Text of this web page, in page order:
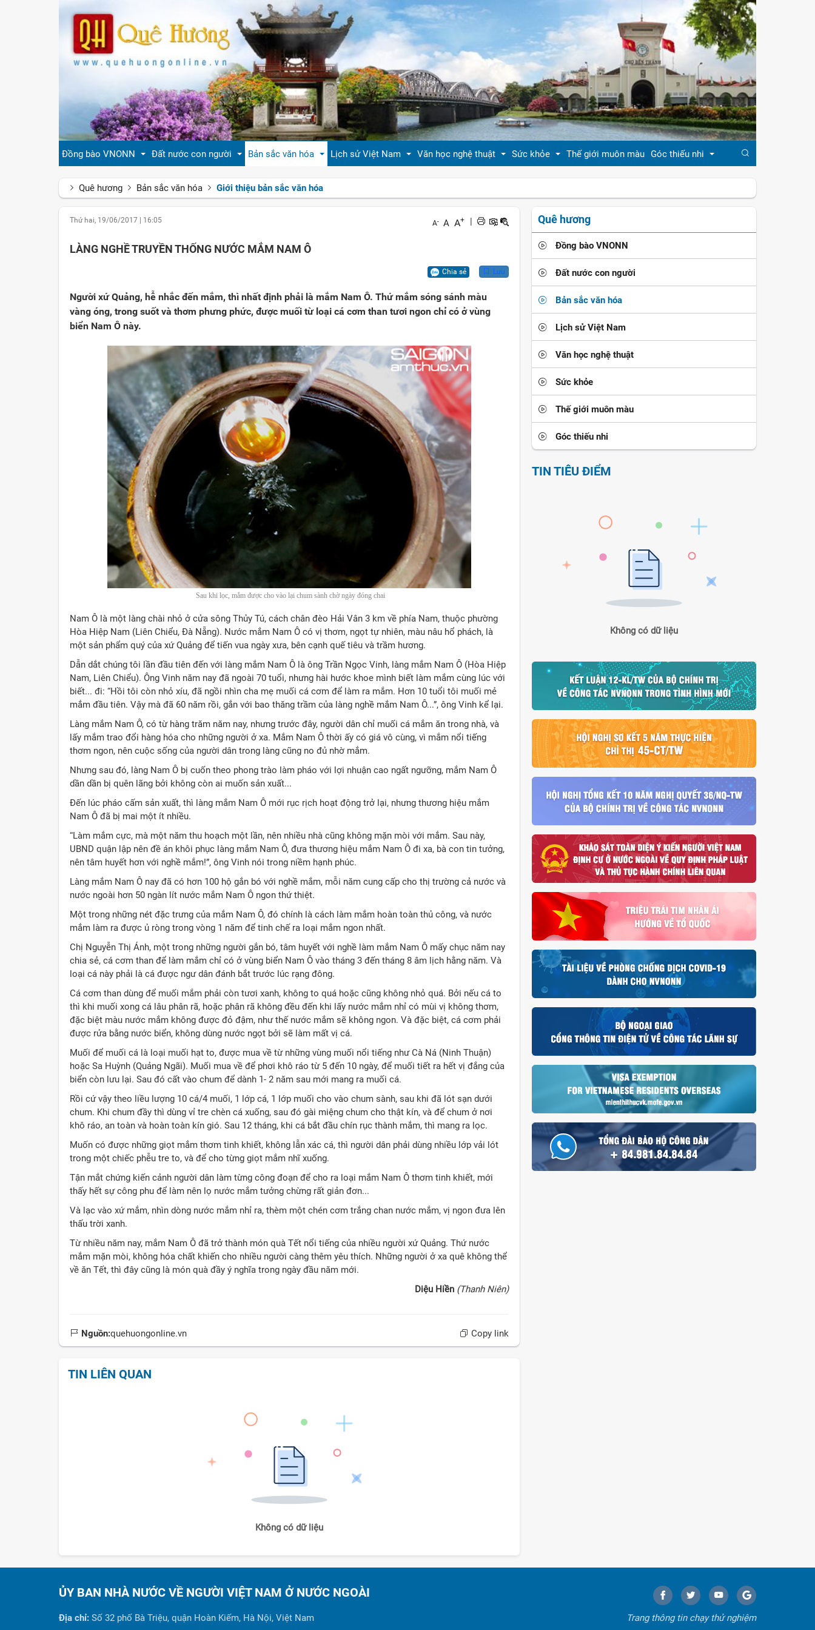
Đồng bào VNONN
Trang văn học nghệ thuật
Đất nước con người
Sự thật và chân lý không thể đảo ngược
Bản sắc văn hóa
Giải thích thành ngữ - tục ngữ
Cổ học tinh hoa
Lịch sử Việt Nam Văn học nghệ thuật
Ca dao tục ngữ
Tiểu thuyết
Sức khỏe
Sống đẹp
Sống khỏe
Làm đẹp
Thế giới muôn màu Góc thiếu nhi
Ca dao - tục ngữ
Đồng dao
Quê hương Bản sắc văn hóa Giới thiệu bản sắc văn hóa
Thứ hai, 19/06/2017 16:05 A- A A+
LÀNG NGHỀ TRUYỀN THỐNG NƯỚC MẮM NAM Ô
Chia sẻ Lưu
Người xứ Quảng, hễ nhắc đến mắm, thì nhất định phải là mắm Nam Ô. Thứ mắm sóng sánh màu
vàng óng, trong suốt và thơm phưng phức, được muối từ loại cá cơm than tươi ngon chỉ có ở vùng
biển Nam Ô này.
Sau khi lọc, mắm được cho vào lại chum sành chờ ngày đóng chai
Nam Ô là một làng chài nhỏ ở cửa sông Thủy Tú, cách chân đèo Hải Vân 3 km về phía Nam, thuộc phường
Hòa Hiệp Nam (Liên Chiểu, Đà Nẵng). Nước mắm Nam Ô có vị thơm, ngọt tự nhiên, màu nâu hổ phách, là
một sản phẩm quý của xứ Quảng để tiến vua ngày xưa, bên cạnh quế tiêu và trầm hương.
Dẫn dắt chúng tôi lần đầu tiên đến với làng mắm Nam Ô là ông Trần Ngọc Vinh, làng mắm Nam Ô (Hòa Hiệp
Nam, Liên Chiểu). Ông Vinh năm nay đã ngoài 70 tuổi, nhưng hài hước khoe mình biết làm mắm cùng lúc với
biết... đi: “Hồi tôi còn nhỏ xíu, đã ngồi nhìn cha mẹ muối cá cơm để làm ra mắm. Hơn 10 tuổi tôi muối mẻ
mắm đầu tiên. Vậy mà đã 60 năm rồi, gắn với bao thăng trầm của làng nghề mắm Nam Ô...”, ông Vinh kể lại.
Làng mắm Nam Ô, có từ hàng trăm năm nay, nhưng trước đây, người dân chỉ muối cá mắm ăn trong nhà, và
lấy mắm trao đổi hàng hóa cho những người ở xa. Mắm Nam Ô thời ấy có giá vô cùng, vì mắm nổi tiếng
thơm ngon, nên cuộc sống của người dân trong làng cũng no đủ nhờ mắm.
Nhưng sau đó, làng Nam Ô bị cuốn theo phong trào làm pháo với lợi nhuận cao ngất ngưỡng, mắm Nam Ô
dần dần bị quên lãng bởi không còn ai muốn sản xuất...
Đến lúc pháo cấm sản xuất, thì làng mắm Nam Ô mới rục rịch hoạt động trở lại, nhưng thương hiệu mắm
Nam Ô đã bị mai một ít nhiều.
“Làm mắm cực, mà một năm thu hoạch một lần, nên nhiều nhà cũng không mặn mòi với mắm. Sau này,
UBND quận lập nên đề án khôi phục làng mắm Nam Ô, đưa thương hiệu mắm Nam Ô đi xa, bà con tin tưởng,
nên tâm huyết hơn với nghề mắm!”, ông Vinh nói trong niềm hạnh phúc.
Làng mắm Nam Ô nay đã có hơn 100 hộ gắn bó với nghề mắm, mỗi năm cung cấp cho thị trường cả nước và
nước ngoài hơn 50 ngàn lít nước mắm Nam Ô ngon thứ thiệt.
Một trong những nét đặc trưng của mắm Nam Ô, đó chính là cách làm mắm hoàn toàn thủ công, và nước
mắm làm ra được ủ ròng trong vòng 1 năm để tinh chế ra loại mắm ngon nhất.
Chị Nguyễn Thị Ánh, một trong những người gắn bó, tâm huyết với nghề làm mắm Nam Ô mấy chục năm nay
chia sẻ, cá cơm than để làm mắm chỉ có ở vùng biển Nam Ô vào tháng 3 đến tháng 8 âm lịch hằng năm. Và
loại cá này phải là cá được ngư dân đánh bắt trước lúc rạng đông.
Cá cơm than dùng để muối mắm phải còn tươi xanh, không to quá hoặc cũng không nhỏ quá. Bởi nếu cá to
thì khi muối xong cá lâu phân rã, hoặc phân rã không đều đến khi lấy nước mắm nhỉ có mùi vị không thơm,
đặc biệt màu nước mắm không được đỏ đậm, như thế nước mắm sẽ không ngon. Và đặc biệt, cá cơm phải
được rửa bằng nước biển, không dùng nước ngọt bởi sẽ làm mất vị cá.
Muối để muối cá là loại muối hạt to, được mua về từ những vùng muối nổi tiếng như Cà Ná (Ninh Thuận)
hoặc Sa Huỳnh (Quảng Ngãi). Muối mua về để phơi khô ráo từ 5 đến 10 ngày, để muối tiết ra hết vị đắng của
biển còn lưu lại. Sau đó cất vào chum để dành 1- 2 năm sau mới mang ra muối cá.
Rồi cứ vậy theo liều lượng 10 cá/4 muối, 1 lớp cá, 1 lớp muối cho vào chum sành, sau khi đã lót sạn dưới
chum. Khi chum đầy thì dùng vỉ tre chèn cá xuống, sau đó gài miệng chum cho thật kín, và để chum ở nơi
khô ráo, an toàn và hoàn toàn kín gió. Sau 12 tháng, khi cá bắt đầu chín rục thành mắm, thì mang ra lọc.
Muốn có được những giọt mắm thơm tinh khiết, không lẫn xác cá, thì người dân phải dùng nhiều lớp vải lót
trong một chiếc phễu tre to, và để cho từng giọt mắm nhĩ xuống.
Tận mắt chứng kiến cảnh người dân làm từng công đoạn để cho ra loại mắm Nam Ô thơm tinh khiết, mới
thấy hết sự công phu để làm nên lọ nước mắm tưởng chừng rất giản đơn...
Và lạc vào xứ mắm, nhìn dòng nước mắm nhỉ ra, thèm một chén cơm trắng chan nước mắm, vị ngon đưa lên
thấu trời xanh.
Từ nhiều năm nay, mắm Nam Ô đã trở thành món quà Tết nổi tiếng của nhiều người xứ Quảng. Thứ nước
mắm mặn mòi, không hóa chất khiến cho nhiều người càng thêm yêu thích. Những người ở xa quê không thể
về ăn Tết, thì đây cũng là món quà đầy ý nghĩa trong ngày đầu năm mới.
Diệu Hiền (Thanh Niên)
Nguồn:quehuongonline.vn Copy link
TIN LIÊN QUAN
Không có dữ liệu
Quê hương
Đồng bào VNONN
Đất nước con người
Bản sắc văn hóa
Lịch sử Việt Nam
Văn học nghệ thuật
Sức khỏe
Thế giới muôn màu
Góc thiếu nhi
TIN TIÊU ĐIỂM
Không có dữ liệu
ỦY BAN NHÀ NƯỚC VỀ NGƯỜI VIỆT NAM Ở NƯỚC NGOÀI
Địa chỉ: Số 32 phố Bà Triệu, quận Hoàn Kiếm, Hà Nội, Việt Nam Trang thông tin chạy thử nghiệm